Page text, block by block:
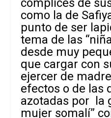
cómplices de
como la de
punto de ser
tema de las
desde muy
que cargar con
ejercer de
efectos o de las
azotadas por la
mujer somalí”